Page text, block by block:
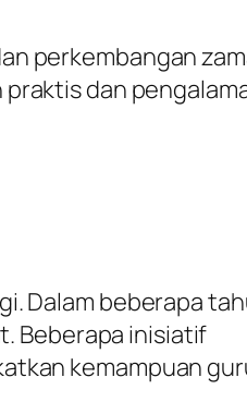
perkembangan
dan
Dalam beberapa
Beberapa inisiatif
kemampuan